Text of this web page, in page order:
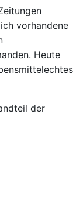
vorhandene
Heute
der